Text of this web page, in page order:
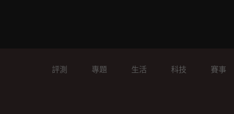
評測 專題 生活 科技 賽事